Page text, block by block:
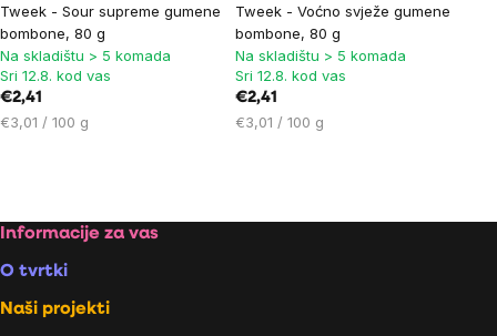
Tweek - Sour supreme gumene
bombone, 80 g
Na skladištu > 5 komada
Sri 12.8. kod vas
€2,41
Cijena
€3,01 / 100 g
Tweek - Voćno svježe gumene
bombone, 80 g
Na skladištu > 5 komada
Sri 12.8. kod vas
€2,41
Cijena
€3,01 / 100 g
controls
Footer
Informacije za vas
O tvrtki
Naši projekti